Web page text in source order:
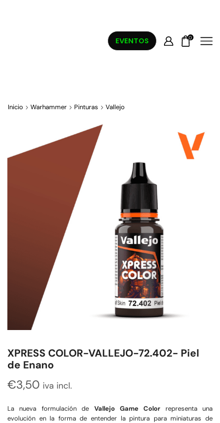
EVENTOS 0
Inicio Warhammer Pinturas Vallejo
XPRESS COLOR-VALLEJO-72.402- Piel
de Enano
€3,50 iva incl.
La nueva formulación de Vallejo Game Color representa una
evolución en la forma de entender la pintura para miniaturas de